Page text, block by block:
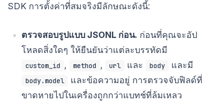
SDK การตั้งค่าที่สมจริงมีลักษณะดังนี้:
ตรวจสอบรูปแบบ JSONL ก่อน. ก่อนที่คุณจะอัป
โหลดสิ่งใดๆ ให้ยืนยันว่าแต่ละบรรทัดมี
custom_id , method , url และ body และมี
body.model
และข้อความอยู่ การตรวจจับฟิลด์ที่
ขาดหายไปในเครื่องถูกกว่าแบทช์ที่ล้มเหลว